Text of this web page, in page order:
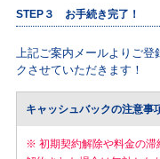
STEP３ お手続き完了！
上記ご案内メールよりご
クさせていただきます！
キャッシュバックの注意事
※ 初期契約解除や料金の滞